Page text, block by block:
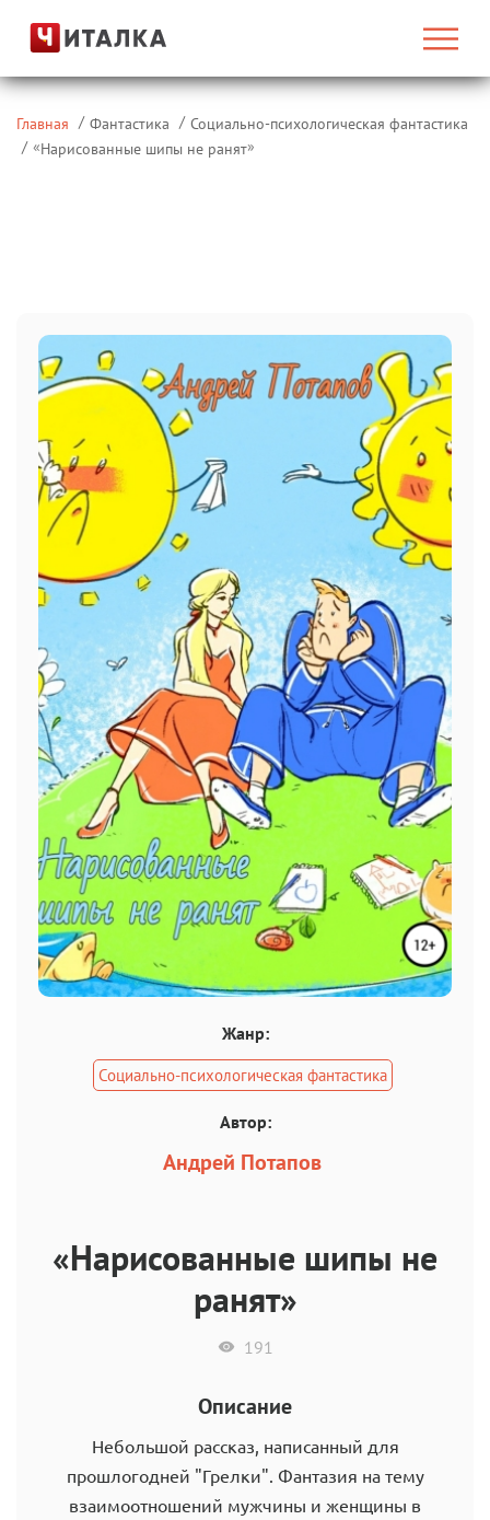
Главная Фантастика
Социально-психологическая фантастика
«Нарисованные шипы не ранят»
Жанр:
Социально-психологическая фантастика
Автор:
Андрей Потапов
«Нарисованные шипы не
ранят»
191
Описание
Небольшой рассказ, написанный для
прошлогодней "Грелки". Фантазия на тему
взаимоотношений мужчины и женщины в